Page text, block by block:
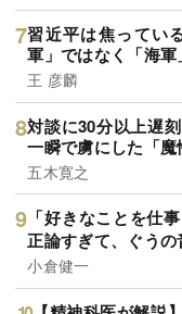
習近平は焦ってい
軍」ではなく「海
王 彦麟
対談に30分以上遅
一瞬で虜にした「魔
五木寛之
「好きなことを仕
正論すぎて、ぐう
小倉健一